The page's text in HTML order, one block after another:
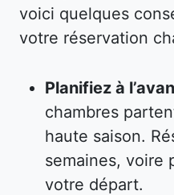
voici quelques
votre réservation
Planifiez à
chambres
haute saison.
semaines, voire
votre départ.